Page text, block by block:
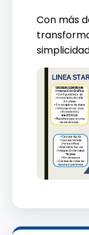
Con más